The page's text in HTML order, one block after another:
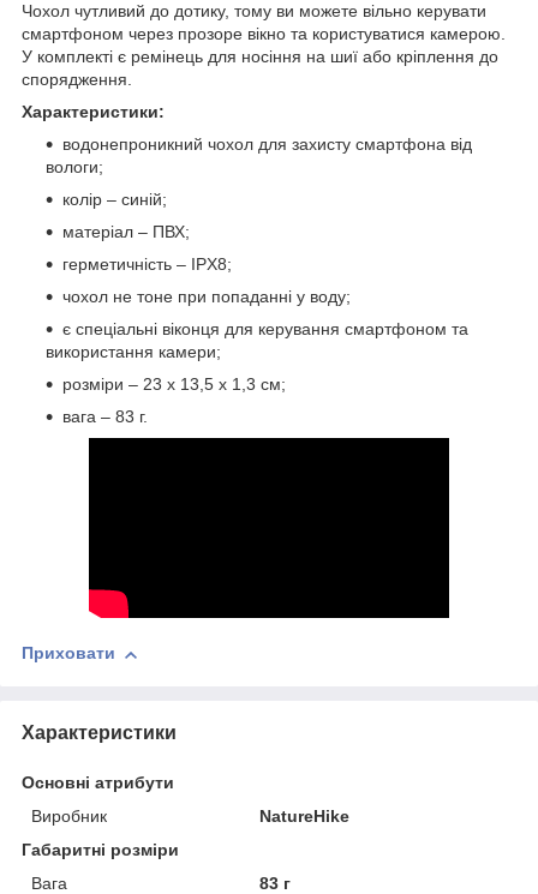
Чохол чутливий до дотику, тому ви можете вільно керувати
смартфоном через прозоре вікно та користуватися камерою.
У комплекті є ремінець для носіння на шиї або кріплення до
спорядження.
Характеристики:
водонепроникний чохол для захисту смартфона від
вологи;
колір – синій;
матеріал – ПВХ;
герметичність – IPX8;
чохол не тоне при попаданні у воду;
є спеціальні віконця для керування смартфоном та
використання камери;
розміри – 23 х 13,5 х 1,3 см;
вага – 83 г.
Приховати
Характеристики
Основні атрибути
Виробник
NatureHike
Габаритні розміри
Вага
83 г